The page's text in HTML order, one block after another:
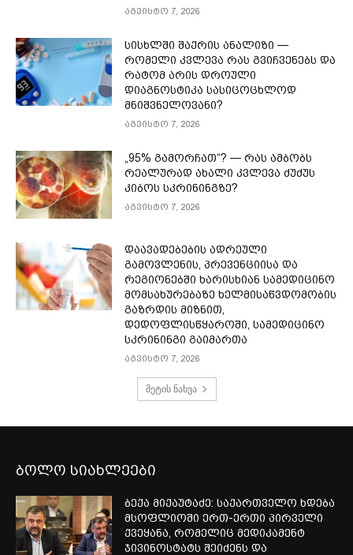
აგვისტო 7, 2026
სისხლში შაქრის ანალიზი —
რომელი კვლევა რას გვიჩვენებს და
რატომ არის დროული
დიაგნოსტიკა სასიცოცხლოდ
მნიშვნელოვანი?
აგვისტო 7, 2026
„95% გამორჩათ“? — რას ამბობს
რეალურად ახალი კვლევა ძუძუს
კიბოს სკრინინგზე?
აგვისტო 7, 2026
დაავადებების ადრეული
გამოვლენის, პრევენციისა და
რეგიონებში ხარისხიან სამედიცინო
მომსახურებაზე ხელმისაწვდომობის
გაზრდის მიზნით,
დედოფლისწყაროში, სამედიცინო
სკრინინგი გაიმართა
აგვისტო 7, 2026
მეტის ნახვა
ბოლო სიახლეები
ბექა მიქაუტაძე: საქართველო ხდება
მსოფლიოში ერთ-ერთი პირველი
ქვეყანა, რომელიც მედიკამენტ
ჯივინოსტატს შეიძენს და